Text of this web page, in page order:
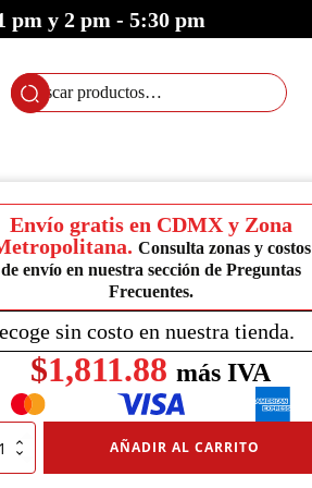
pm y 2 pm - 5:30 pm
Buscar
por:
Envío gratis en CDMX y Zona
Consulta zonas y costos
de envío en nuestra sección de Preguntas
Frecuentes.
sin costo en nuestra tienda.
$1,811.88 más IVA
AÑADIR AL CARRITO